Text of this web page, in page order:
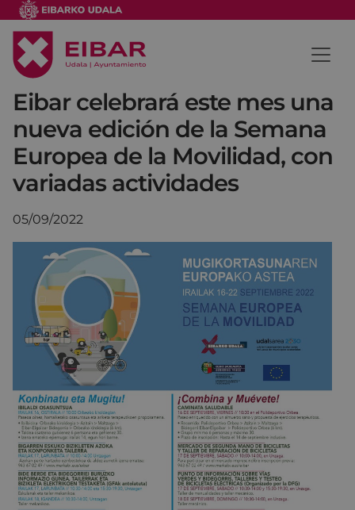
Eibar celebrará este mes una
nueva edición de la Semana
Europea de la Movilidad, con
variadas actividades
05/09/2022